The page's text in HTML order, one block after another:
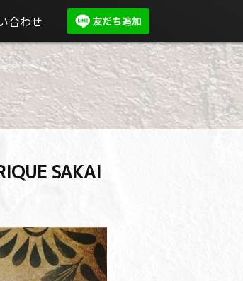
合わせ
SAKAI